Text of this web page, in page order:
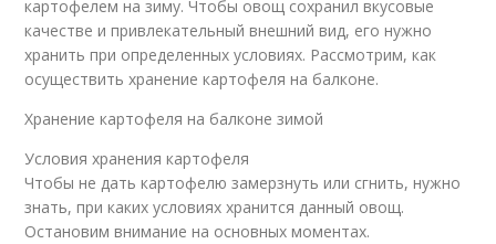
картофелем на зиму. Чтобы овощ сохранил вкусовые
качестве и привлекательный внешний вид, его нужно
хранить при определенных условиях. Рассмотрим, как
осуществить хранение картофеля на балконе.
Хранение картофеля на балконе зимой
Условия хранения картофеля
Чтобы не дать картофелю замерзнуть или сгнить, нужно
знать, при каких условиях хранится данный овощ.
Остановим внимание на основных моментах.